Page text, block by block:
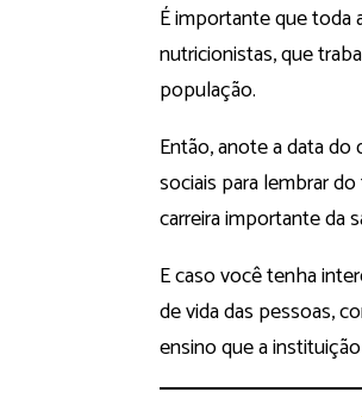
É importante que toda
nutricionistas, que
população.
Então, anote a data
sociais para lembrar
carreira importante da
E caso você tenha
de vida das pessoas,
ensino que a